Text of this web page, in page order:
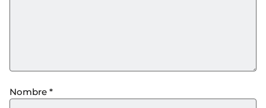
Nombre *